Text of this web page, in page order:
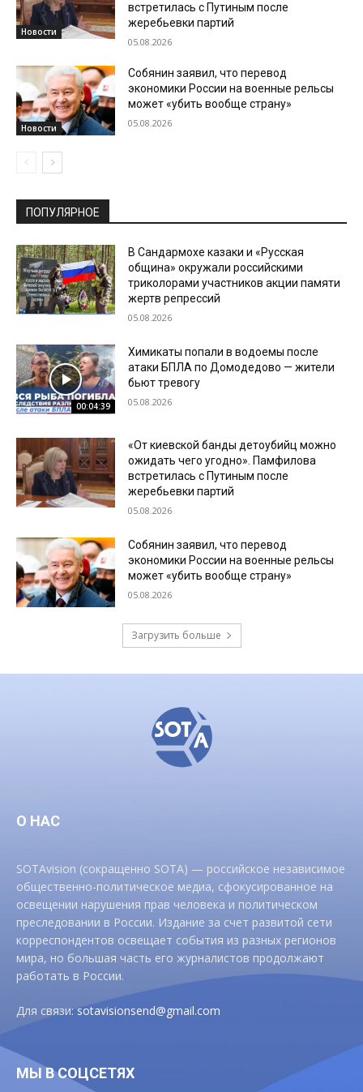
Новости
встретилась с Путиным после
жеребьевки партий
05.08.2026
Новости
Собянин заявил, что перевод
экономики России на военные рельсы
может «убить вообще страну»
05.08.2026
ПОПУЛЯРНОЕ
В Сандармохе казаки и «Русская
община» окружали российскими
триколорами участников акции памяти
жертв репрессий
05.08.2026
00:04:39
Химикаты попали в водоемы после
атаки БПЛА по Домодедово — жители
бьют тревогу
05.08.2026
«От киевской банды детоубийц можно
ожидать чего угодно». Памфилова
встретилась с Путиным после
жеребьевки партий
05.08.2026
Собянин заявил, что перевод
экономики России на военные рельсы
может «убить вообще страну»
05.08.2026
Загрузить больше
О НАС
SOTAvision (сокращенно SOTA) — российское независимое
общественно-политическое медиа, сфокусированное на
освещении нарушения прав человека и политическом
преследовании в России. Издание за счет развитой сети
корреспондентов освещает события из разных регионов
мира, но большая часть его журналистов продолжают
работать в России.
Для связи:sotavisionsend@gmail.com
МЫ В СОЦСЕТЯХ